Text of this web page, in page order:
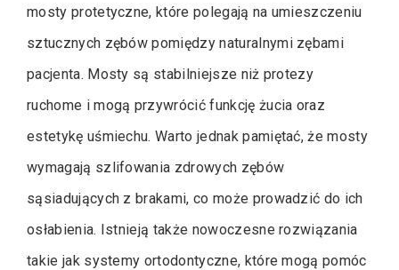
mosty protetyczne, które polegają na umieszczeniu
sztucznych zębów pomiędzy naturalnymi zębami
pacjenta. Mosty są stabilniejsze niż protezy
ruchome i mogą przywrócić funkcję żucia oraz
estetykę uśmiechu. Warto jednak pamiętać, że mosty
wymagają szlifowania zdrowych zębów
sąsiadujących z brakami, co może prowadzić do ich
osłabienia. Istnieją także nowoczesne rozwiązania
takie jak systemy ortodontyczne, które mogą pomóc